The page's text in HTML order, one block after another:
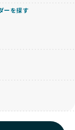
ーを探す